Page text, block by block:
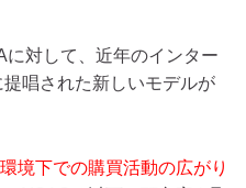
対して、近年のインター
唱された新しいモデルが
境下での購買活動の広がり